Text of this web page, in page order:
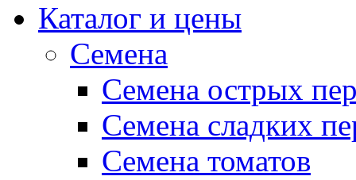
Каталог и цены
Семена
Семена острых
Семена сладких
Семена томатов